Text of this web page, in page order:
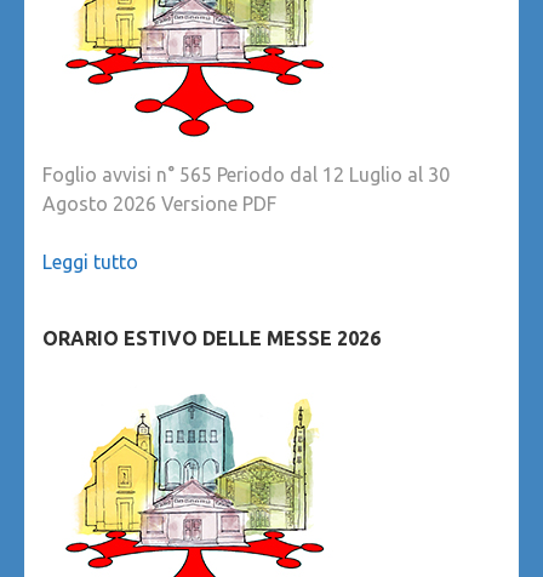
Foglio avvisi n° 565 Periodo dal 12 Luglio al 30
Agosto 2026 Versione PDF
Leggi tutto
ORARIO ESTIVO DELLE MESSE 2026